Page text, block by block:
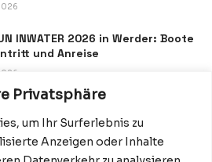
Privatsphäre
um Ihr Surferlebnis zu
Anzeigen oder Inhalte
INWATER 2026 in Werder: Boote
und Anreise